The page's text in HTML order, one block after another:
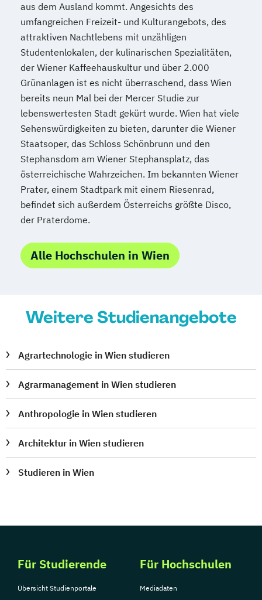
aus dem Ausland kommt. Angesichts des
umfangreichen Freizeit- und Kulturangebots, des
attraktiven Nachtlebens mit unzähligen
Studentenlokalen, der kulinarischen Spezialitäten,
der Wiener Kaffeehauskultur und über 2.000
Grünanlagen ist es nicht überraschend, dass Wien
bereits neun Mal bei der Mercer Studie zur
lebenswertesten Stadt gekürt wurde. Wien hat viele
Sehenswürdigkeiten zu bieten, darunter die Wiener
Staatsoper, das Schloss Schönbrunn und den
Stephansdom am Wiener Stephansplatz, das
österreichische Wahrzeichen. Im bekannten Wiener
Prater, einem Stadtpark mit einem Riesenrad,
befindet sich außerdem Österreichs größte Disco,
der Praterdome.
Alle Hochschulen in Wien
Weitere Studienangebote
Agrartechnologie in Wien studieren
Agrarmanagement in Wien studieren
Anthropologie in Wien studieren
Architektur in Wien studieren
Studieren in Wien
Für Studierende
Übersicht Studienportale
Für Hochschulen
Mediadaten